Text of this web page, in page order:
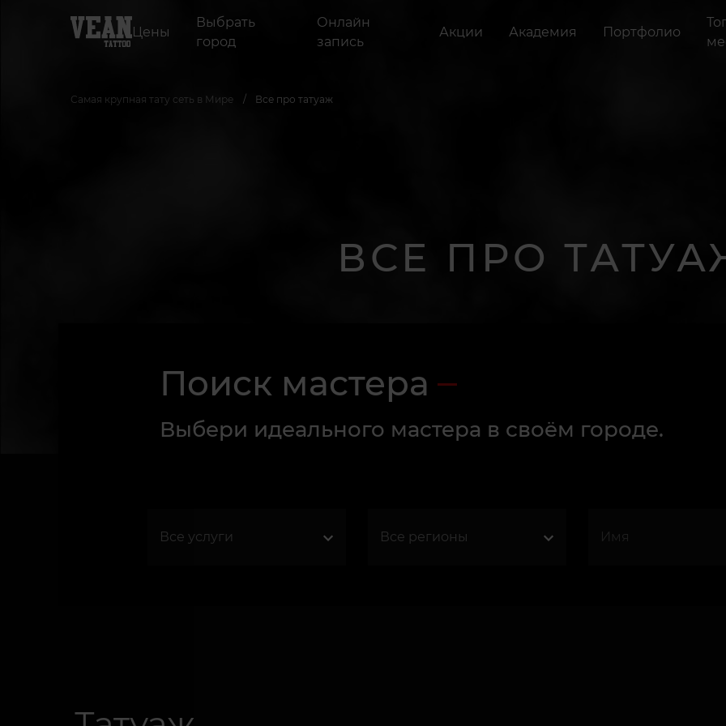
Цены
Выбрать
город
Онлайн
запись
Акции Академия Портфолио
Самая крупная тату сеть в Мире Все про татуаж
ВСЕ ПРО
Поиск мастера
Выбери идеального мастера в своём городе.